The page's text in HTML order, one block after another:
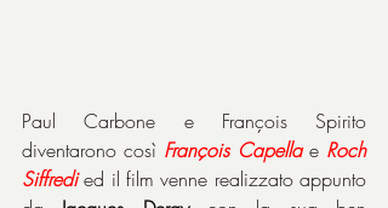
Paul Carbone e François Spirito
diventarono così François Capella e Roch
Siffredi ed il film venne realizzato appunto